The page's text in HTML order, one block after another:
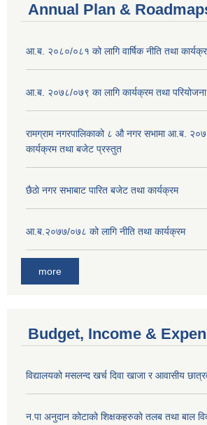
Annual Plan &
आ.ब. २०८०/०८१ को लागि वार्षिक नीति तथा
आ.ब. २०७८/०७९ का लागि कार्यक्रम तथा
‍रामग्राम नगरपालिकाको ८ औ नगर सभामा आ‍.ब.
कार्यक्रम तथा बजेट प्रस्तुत
छै‌ठाे नगर सभाबाट पारित बजेट तथा कार्यक्रम
आ.ब.२०७७/०७८ को लागि नीति तथा कार्यक्रम
more
Budget, Income &
विद्यालयको मसलन्द खर्च दिवा खाजा र आवासीय
न.पा अनुदान कोटाको शिक्षकहरुको तलब तथा बाल